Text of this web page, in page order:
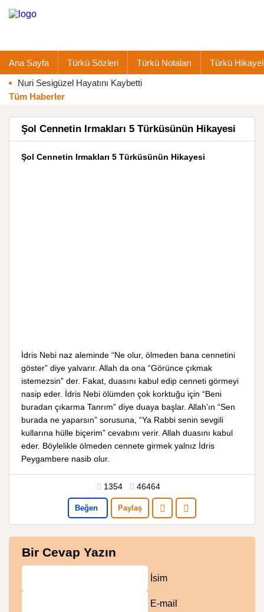
Ana Sayfa Türkü Sözleri Türkü Notaları Türkü
Nuri Sesigüzel Hayatını Kaybetti
Tüm Haberler
Şol Cennetin Irmakları 5 Türküsünün Hikayesi
Şol Cennetin Irmakları 5 Türküsünün Hikayesi
İdris Nebi naz aleminde “Ne olur, ölmeden bana cennetini
göster” diye yalvarır. Allah da ona “Görünce çıkmak
istemezsin” der. Fakat, duasını kabul edip cenneti görmeyi
nasip eder. İdris Nebi ölümden çok korktuğu için “Beni
buradan çıkarma Tanrım” diye duaya başlar. Allah’ın “Sen
burada ne yaparsın” sorusuna, “Ya Rabbi senin sevgili
kullarına hülle biçerim” cevabını verir. Allah duasını kabul
eder. Böylelikle ölmeden cennete girmek yalnız İdris
Peygambere nasib olur.
1354 46464
Beğen Paylaş
Bir Cevap Yazın
İsim
E-mail